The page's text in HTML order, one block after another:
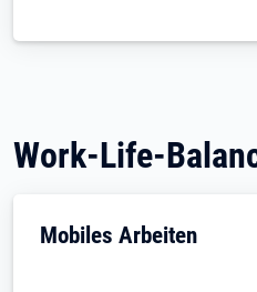
Work-Life-
Mobiles Arbeiten